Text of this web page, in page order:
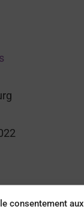
consentement aux